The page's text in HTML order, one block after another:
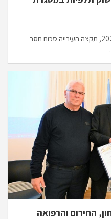
במסגרת תקציב עיריית חיפה לשנת 2025, תקצה העירייה סכום חסר
החירום והרפואה